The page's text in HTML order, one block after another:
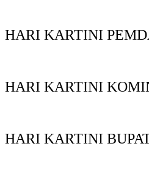
HARI KARTINI
HARI KARTINI
HARI KARTINI